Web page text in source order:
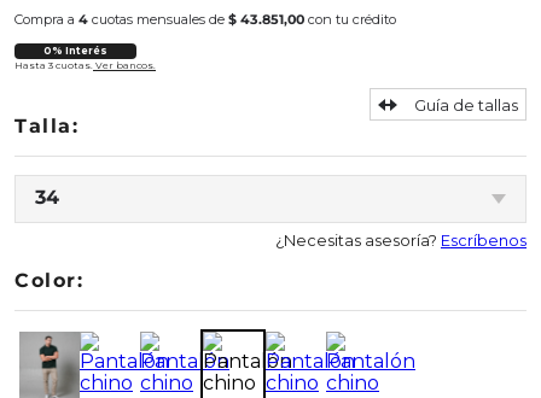
Compra a 4 cuotas mensuales de $ 43.851,00 con tu crédito
0% Interés
Hasta 3 cuotas. Ver bancos.
34
Guía de tallas
¿Necesitas asesoría? Escríbenos
Color: